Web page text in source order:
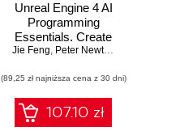
Unreal Engine 4 AI
Programming
Essentials. Create
responsive and
using Blueprints in
Unreal Engine 4
Jie Feng, Peter Newton
(89,25 zł najniższa cena z 30 dni)
107.10 zł